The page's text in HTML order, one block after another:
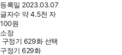
등록일 2023.03.07
글자수 약 4.5천 자
100원
소장
구정기 629화 선택
구정기 629화